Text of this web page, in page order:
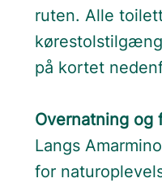
ruten.Alle
på kortet
Overnatning og
Langs
for